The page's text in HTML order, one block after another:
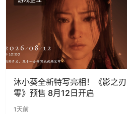
沐小葵全新特写亮相！《影之刃
零》预售 8月12日开启
1天前